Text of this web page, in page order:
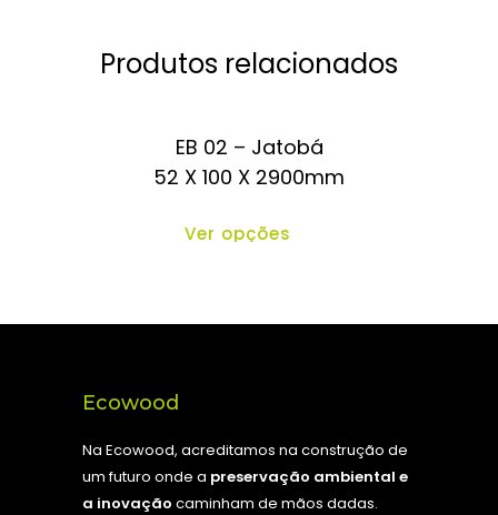
Produtos relacionados
EB 02 – Jatobá
52 X 100 X 2900mm
Ver opções
Ecowood
Na Ecowood, acreditamos na construção de
um futuro onde a preservação ambiental e
a inovação caminham de mãos dadas.